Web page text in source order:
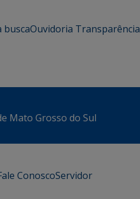
buscaOuvidoria Transparência
Mato Grosso do Sul
ConoscoServidor